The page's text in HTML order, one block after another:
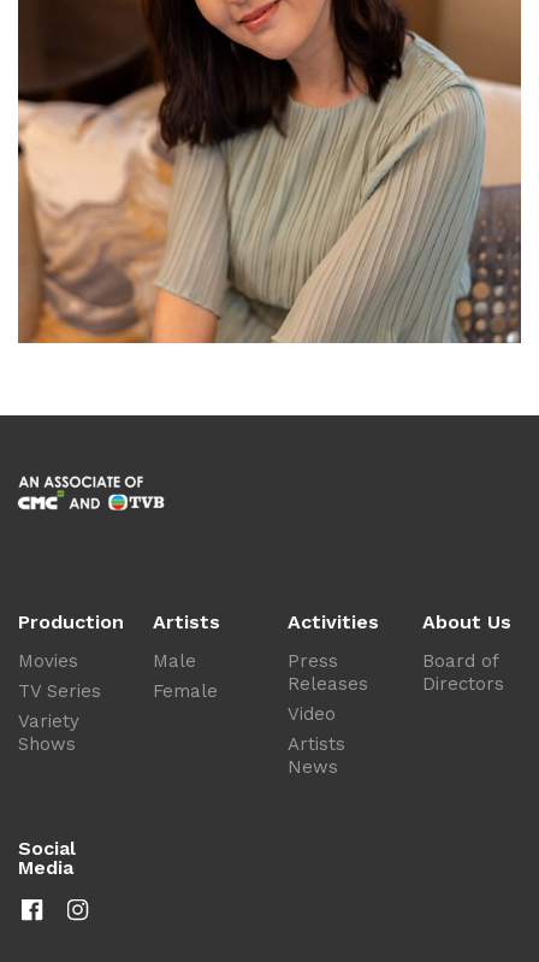
Production
Movies
TV Series
Variety
Shows
Artists
Male
Female
Activities
Press
Releases
Video
Artists
News
About Us
Board of
Directors
Social
Media